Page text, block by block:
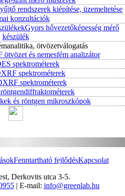
rendszerek kiépítése, üzemeltetése
konzultációk
Gyors hővezetőképesség mérő
készülék
ötvözetválogatás
és nemesfém analizátor
spektrométerek
spektrométerek
spektrométerek
és röntgen mikroszkópok
Fenntartható fejlődésKapcsolat
Derkovits utca 3-5.
| E-mail: info@greenlab.hu